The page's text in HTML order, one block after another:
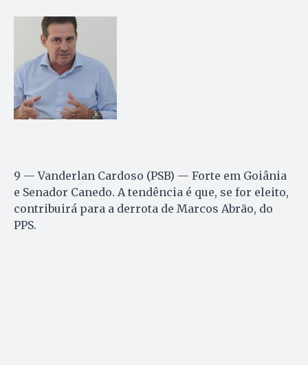
9 — Vanderlan Cardoso (PSB) — Forte em Goiânia
e Senador Canedo. A tendência é que, se for eleito,
contribuirá para a derrota de Marcos Abrão, do
PPS.